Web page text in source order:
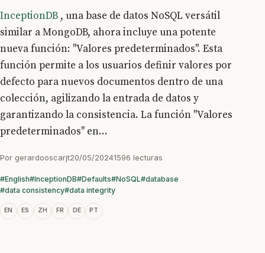
InceptionDB , una base de datos NoSQL versátil
similar a MongoDB, ahora incluye una potente
nueva función: "Valores predeterminados". Esta
función permite a los usuarios definir valores por
defecto para nuevos documentos dentro de una
colección, agilizando la entrada de datos y
garantizando la consistencia. La función "Valores
predeterminados" en...
Por gerardooscarjt20/05/20241596 lecturas
#English#InceptionDB#Defaults#NoSQL#database
#data consistency#data integrity
EN ES ZH FR DE PT